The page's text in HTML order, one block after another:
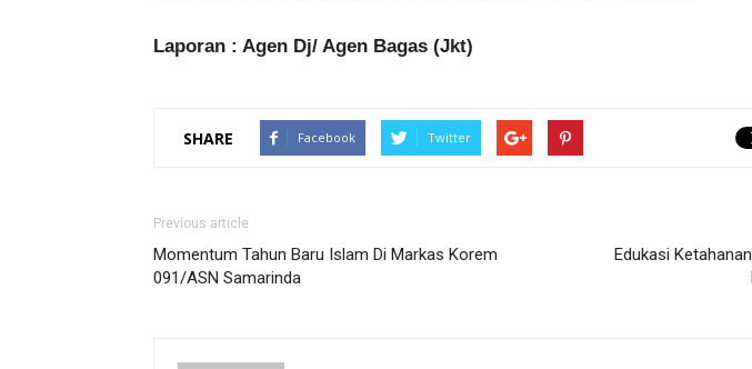
Laporan : Agen Dj/ Agen Bagas (Jkt)
SHARE Facebook Twitter
Previous article
Momentum Tahun Baru Islam Di Markas Korem
091/ASN Samarinda
Edukasi